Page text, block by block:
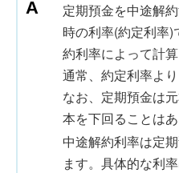
定期預金を中途解
時の利率(約定利率
約利率によって計
通常、約定利率より
なお、定期預金は
本を下回ることはあ
中途解約利率は定
ます。具体的な利